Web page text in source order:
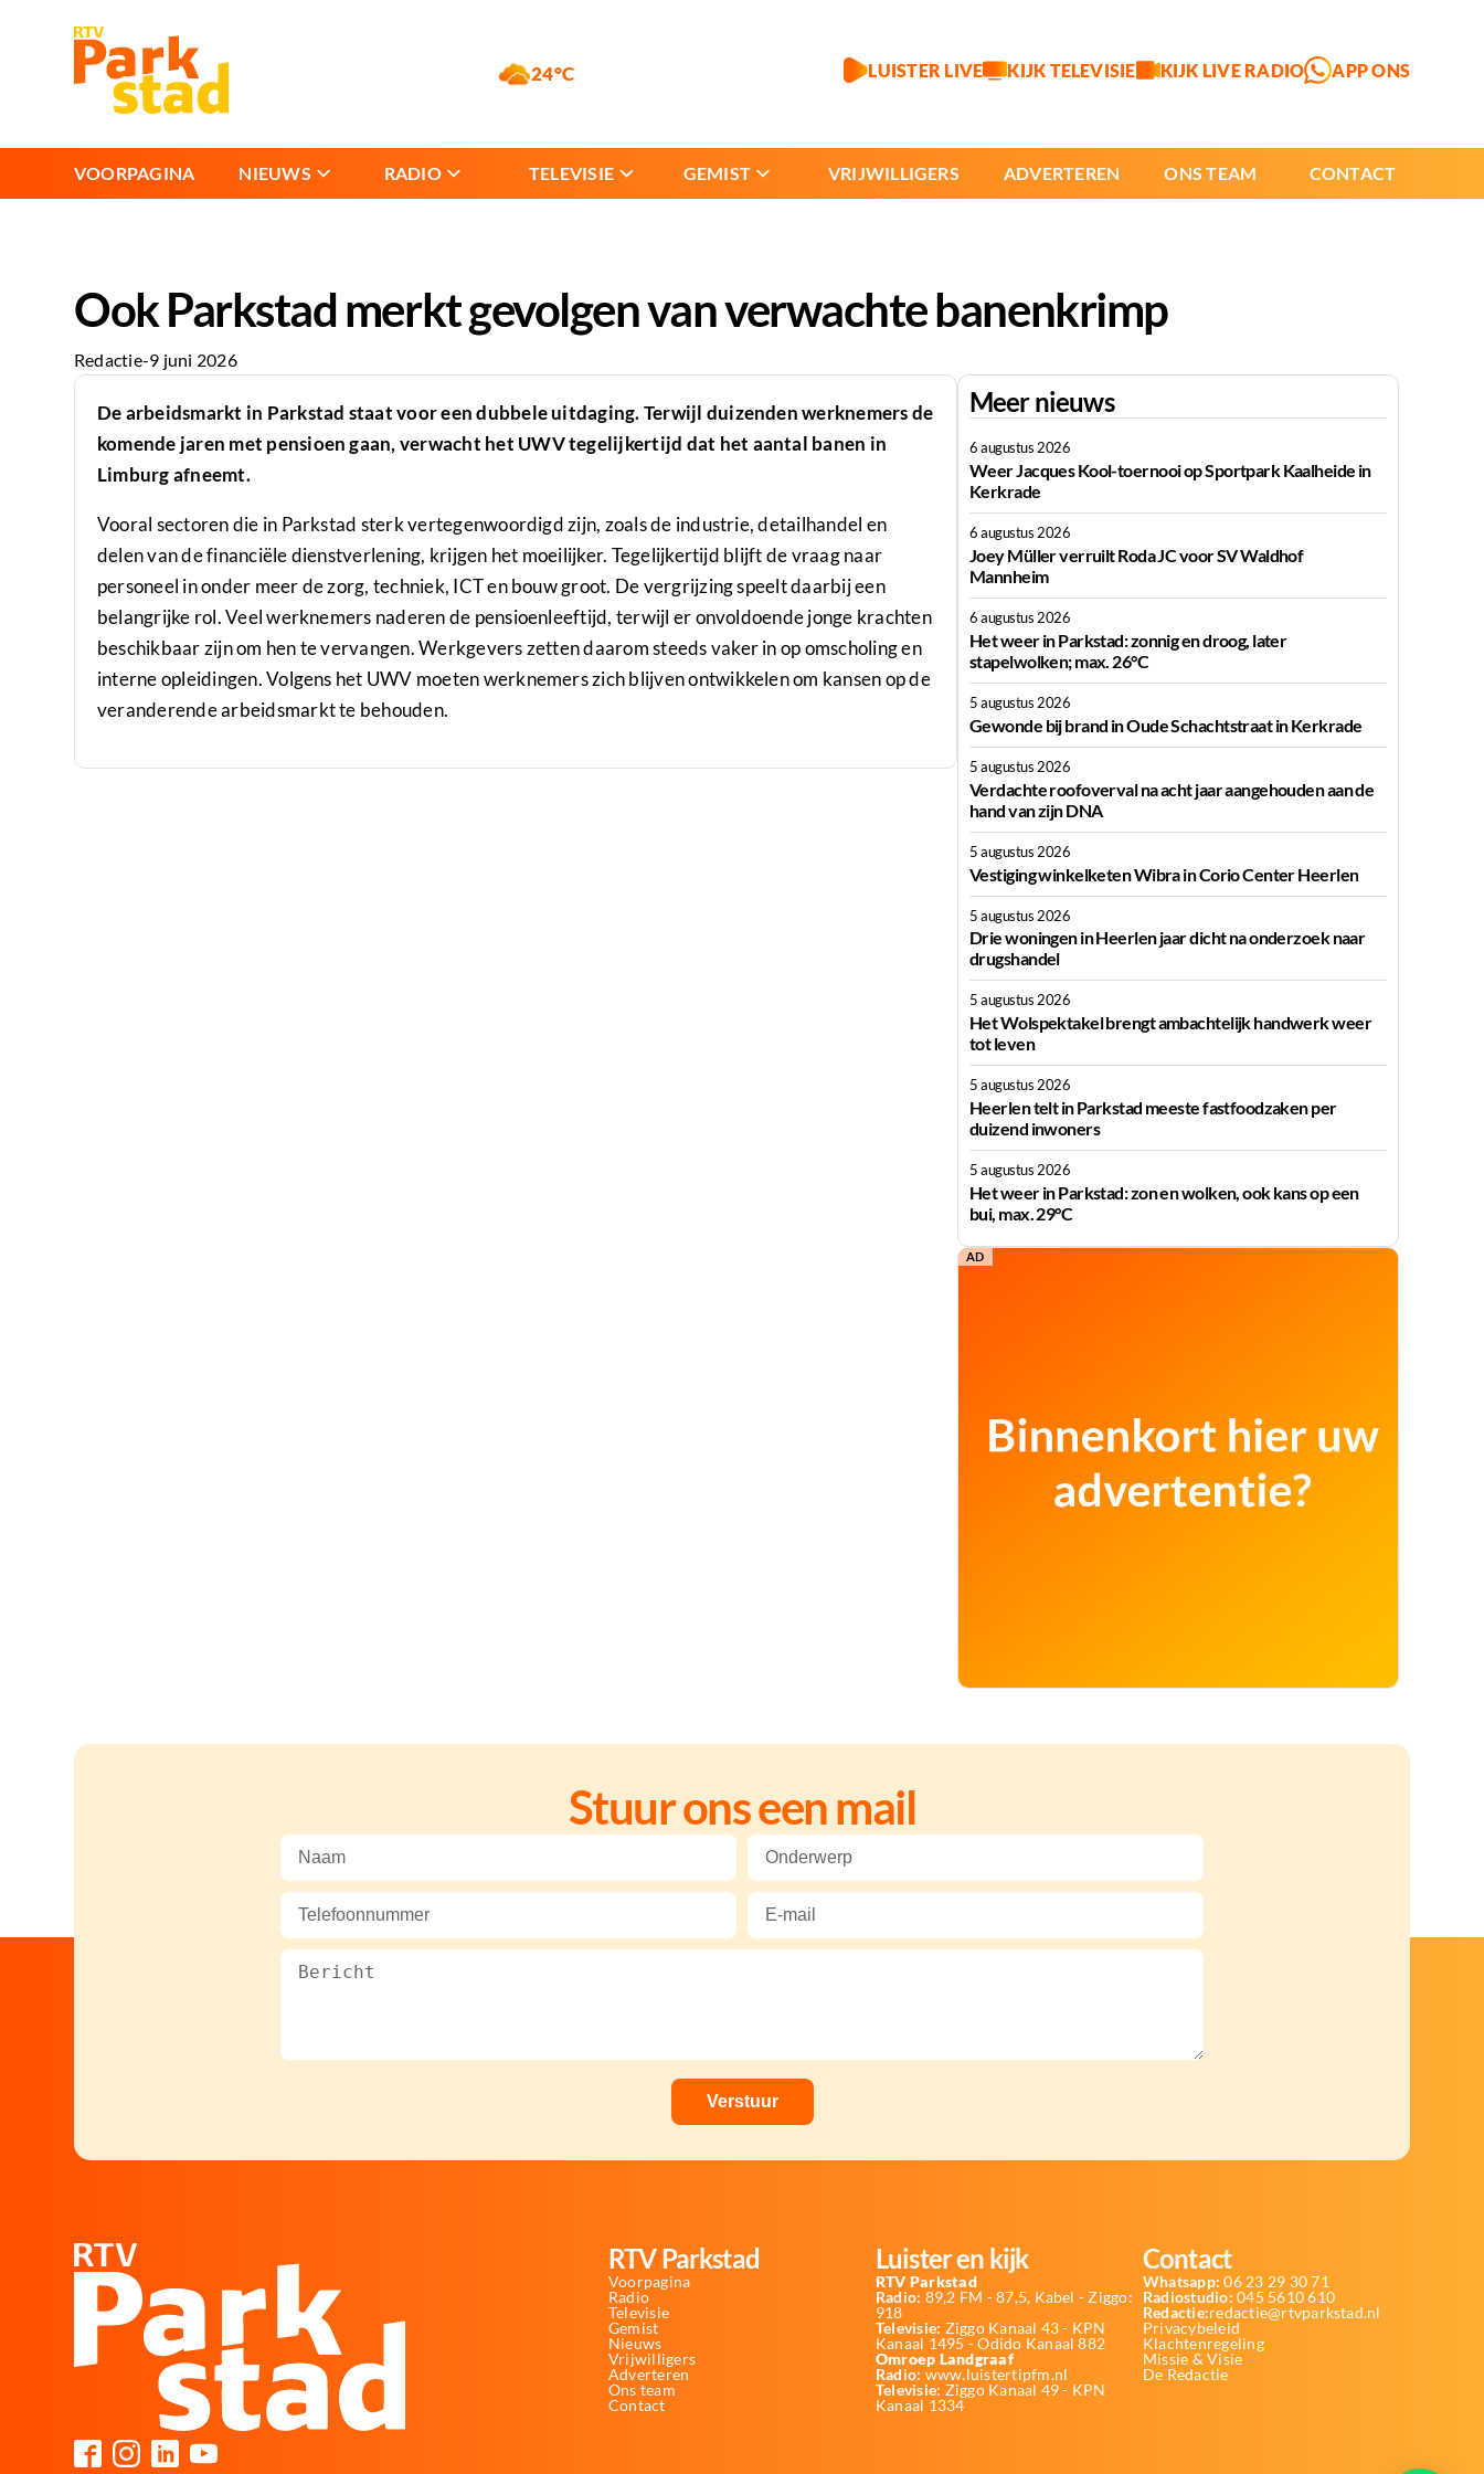
24°C LUISTER LIVE KIJK TELEVISIE KIJK LIVE RADIO APP ONS
VOORPAGINA NIEUWS RADIO TELEVISIE GEMIST VRIJWILLIGERS ADVERTEREN ONS TEAM CONTACT
Ook Parkstad merkt gevolgen van verwachte banenkrimp
Redactie-9 juni 2026
De arbeidsmarkt in Parkstad staat voor een dubbele uitdaging. Terwijl duizenden werknemers de
komende jaren met pensioen gaan, verwacht het UWV tegelijkertijd dat het aantal banen in
Limburg afneemt.
Vooral sectoren die in Parkstad sterk vertegenwoordigd zijn, zoals de industrie, detailhandel en
delen van de financiële dienstverlening, krijgen het moeilijker. Tegelijkertijd blijft de vraag naar
personeel in onder meer de zorg, techniek, ICT en bouw groot. De vergrijzing speelt daarbij een
belangrijke rol. Veel werknemers naderen de pensioenleeftijd, terwijl er onvoldoende jonge krachten
beschikbaar zijn om hen te vervangen. Werkgevers zetten daarom steeds vaker in op omscholing en
interne opleidingen. Volgens het UWV moeten werknemers zich blijven ontwikkelen om kansen op de
veranderende arbeidsmarkt te behouden.
Meer nieuws
6 augustus 2026
Weer Jacques Kool-toernooi op Sportpark Kaalheide in
Kerkrade
6 augustus 2026
Joey Müller verruilt Roda JC voor SV Waldhof
Mannheim
6 augustus 2026
Het weer in Parkstad: zonnig en droog, later
stapelwolken; max. 26°C
5 augustus 2026
Gewonde bij brand in Oude Schachtstraat in Kerkrade
5 augustus 2026
Verdachte roofoverval na acht jaar aangehouden aan de
hand van zijn DNA
5 augustus 2026
Vestiging winkelketen Wibra in Corio Center Heerlen
5 augustus 2026
Drie woningen in Heerlen jaar dicht na onderzoek naar
drugshandel
5 augustus 2026
Het Wolspektakel brengt ambachtelijk handwerk weer
tot leven
5 augustus 2026
Heerlen telt in Parkstad meeste fastfoodzaken per
duizend inwoners
5 augustus 2026
Het weer in Parkstad: zon en wolken, ook kans op een
bui, max. 29°C
AD
Stuur ons een mail
RTV Parkstad
Voorpagina
Radio
Televisie
Gemist
Nieuws
Vrijwilligers
Adverteren
Ons team
Contact
Luister en kijk
RTV Parkstad
Radio: 89,2 FM - 87,5, Kabel - Ziggo:
918
Televisie: Ziggo Kanaal 43 - KPN
Kanaal 1495 - Odido Kanaal 882
Omroep Landgraaf
Radio: www.luistertipfm.nl
Televisie: Ziggo Kanaal 49 - KPN
Kanaal 1334
Contact
Whatsapp: 06 23 29 30 71
Radiostudio: 045 5610 610
Redactie:redactie@rtvparkstad.nl
Privacybeleid
Klachtenregeling
Missie & Visie
De Redactie